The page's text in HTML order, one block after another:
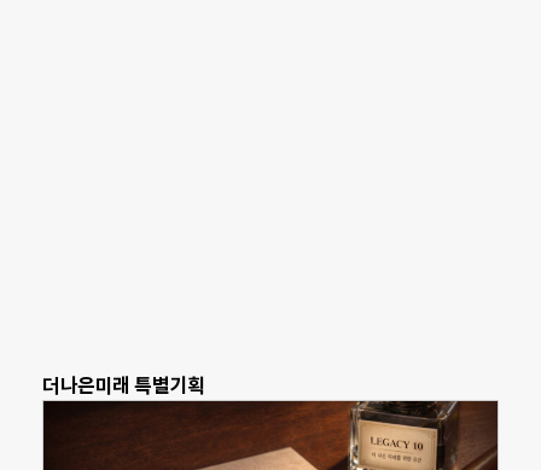
더나은미래 특별기획